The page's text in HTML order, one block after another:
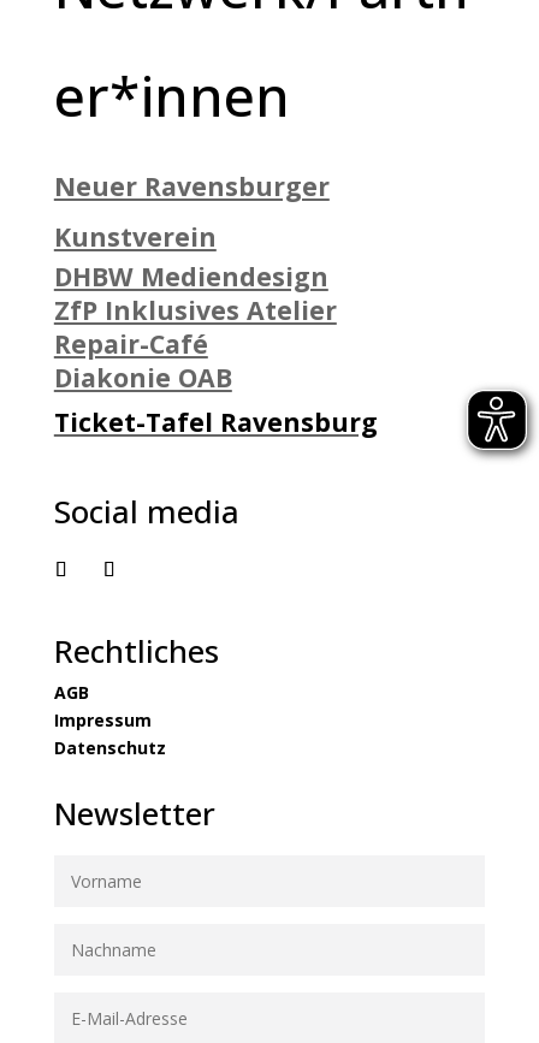
er*innen
Neuer Ravensburger
Kunstverein
DHBW Mediendesign
ZfP Inklusives Atelier
Repair-Café
Diakonie OAB
Ticket-Tafel Ravensburg
Social media
Rechtliches
AGB
Impressum
Datenschutz
Newsletter